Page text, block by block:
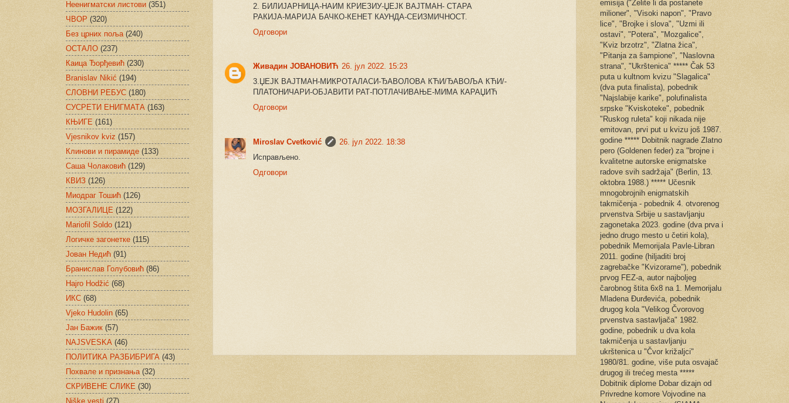
2. БИЛИЈАРНИЦА-НАИМ КРИЕЗИУ-ЏЕЈК ВАЈТМАН- СТАРА
РАКИЈА-МАРИЈА БАЧКО-КЕНЕТ КАУНДА-СЕИЗМИЧНОСТ.
Одговори
Живадин ЈОВАНОВИЋ 26. јул 2022. 15:23
3.ЏЕЈК ВАЈТМАН-МИКРОТАЛАСИ-ЂАВОЛОВА КЋИ/ЂАВОЉА КЋИ/-
ПЛАТОНИЧАРИ-ОБЈАВИТИ РАТ-ПОТЛАЧИВАЊЕ-МИМА КАРАЏИЋ
Одговори
Miroslav Cvetković
26. јул 2022. 18:38
Исправљено.
Одговори
Неенигматски листови (351)
ЧВОР (320)
Без црних поља (240)
ОСТАЛО (237)
Каица Ђорђевић (230)
Branislav Nikić (194)
СЛОВНИ РЕБУС (180)
СУСРЕТИ ЕНИГМАТА (163)
КЊИГЕ (161)
Vjesnikov kviz (157)
Клинови и пирамиде (133)
Саша Чолаковић (129)
КВИЗ (126)
Миодраг Тошић (126)
МОЗГАЛИЦЕ (122)
Mariofil Soldo (121)
Логичке загонетке (115)
Јован Недић (91)
Бранислав Голубовић (86)
Hajro Hodžić (68)
ИКС (68)
Vjeko Hudolin (65)
Јан Бажик (57)
NAJSVESKA (46)
ПОЛИТИКА РАЗБИБРИГА (43)
Похвале и признања (32)
СКРИВЕНЕ СЛИКЕ (30)
Niške vesti (27)
emisija ("Želite li da postanete
milioner", "Visoki napon", "Pravo
lice", "Brojke i slova", "Uzmi ili
ostavi", "Potera", "Mozgalice",
"Kviz brzotrz", "Zlatna žica",
"Pitanja za šampione", "Naslovna
strana", "Ukrštenica" ***** Čak 53
puta u kultnom kvizu "Slagalica"
(dva puta finalista), pobednik
"Najslabije karike", polufinalista
srpske "Kviskoteke", pobednik
"Ruskog ruleta" koji nikada nije
emitovan, prvi put u kvizu još 1987.
godine ***** Dobitnik nagrade Zlatno
pero (Goldenen feder) za "brojne i
kvalitetne autorske enigmatske
radove svih sadržaja" (Berlin, 13.
oktobra 1988.) ***** Učesnik
mnogobrojnih enigmatskih
takmičenja - pobednik 4. otvorenog
prvenstva Srbije u sastavljanju
zagonetaka 2023. godine (dva prva i
jedno drugo mesto u četiri kola),
pobednik Memorijala Pavle-Libran
2011. godine (hiljaditi broj
zagrebačke "Kvizorame"), pobednik
prvog FEZ-a, autor najboljeg
čarobnog štita 6x8 na 1. Memorijalu
Mladena Đurđevića, pobednik
drugog kola "Velikog Čvorovog
prvenstva sastavljača" 1982.
godine, pobednik u dva kola
takmičenja u sastavljanju
ukrštenica u "Čvor križaljci"
1980/81. godine, više puta osvajač
drugog ili trećeg mesta *****
Dobitnik diplome Dobar dizajn od
Privredne komore Vojvodine na